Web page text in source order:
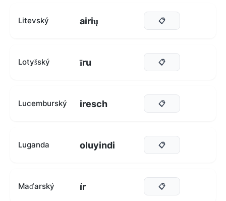
Litevský airių 📋
Lotyšský īru 📋
Lucemburský iresch 📋
Luganda oluyindi 📋
Maďarský ír 📋